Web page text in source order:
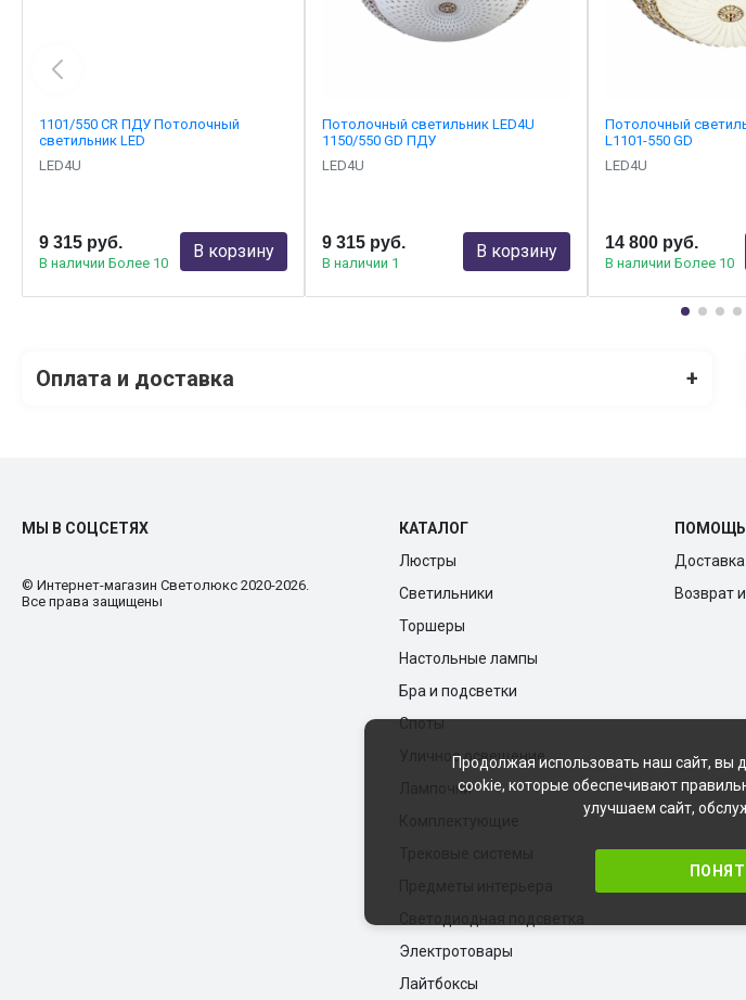
1101/550 CR ПДУ Потолочный
светильник LED
LED4U
9 315 руб.
В наличии Более 10
В корзину
Потолочный светильник LED4U
1150/550 GD ПДУ
LED4U
9 315 руб.
В наличии 1
В корзину
Потолочный
L1101-550 GD
LED4U
14 800 руб.
В наличии Более 10
Оплата и доставка +
МЫ В СОЦСЕТЯХ
© Интернет-магазин Cветолюкс 2020-2026.
Все права защищены
КАТАЛОГ
Люстры
Светильники
Торшеры
Настольные лампы
Бра и подсветки
Споты
Уличное освещение
Лампочки
Электротовары
Лайтбоксы
ПОМОЩЬ
Возврат
Продолжая использовать наш сайт, вы
cookie, которые обеспечивают
улучшаем сайт,